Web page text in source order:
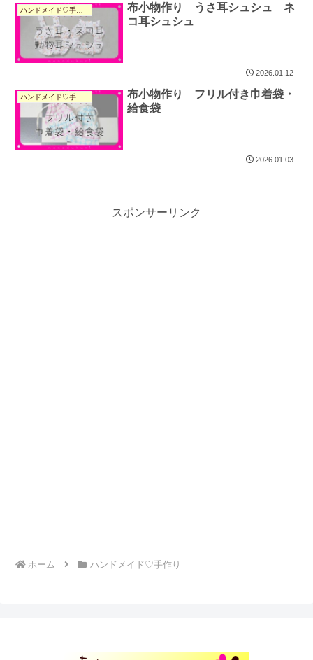
ハンドメイド♡手作り
布小物作り うさ耳シュシュ ネ
コ耳シュシュ
2026.01.12
ハンドメイド♡手作り
布小物作り フリル付き巾着袋・
給食袋
2026.01.03
スポンサーリンク
ホーム ハンドメイド♡手作り